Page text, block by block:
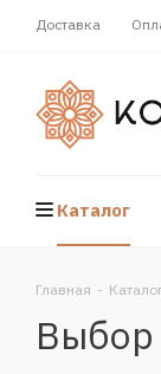
Доставка
Каталог
Главная -